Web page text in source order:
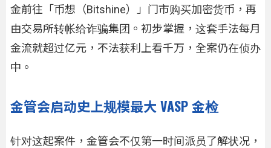
金前往「币想（Bitshine）」门市购买加密货币，再
由交易所转帐给诈骗集团。初步掌握，这套手法每月
金流就超过亿元，不法获利上看千万，全案仍在侦办
中。
金管会启动史上规模最大 VASP 金检
针对这起案件，金管会不仅第一时间派员了解状况，